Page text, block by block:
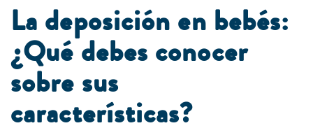
La deposición en bebés:
¿Qué debes conocer
sobre sus
características?